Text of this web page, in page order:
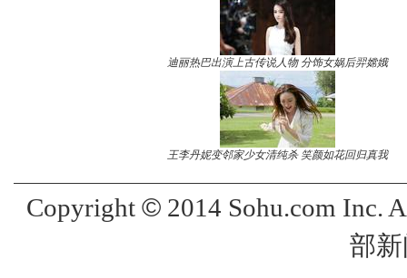
迪丽热巴出演上古传说人物 分饰女娲后羿嫦娥
王李丹妮变邻家少女清纯杀 笑颜如花回归真我
Copyright ©2014 Sohu.com Inc.
部